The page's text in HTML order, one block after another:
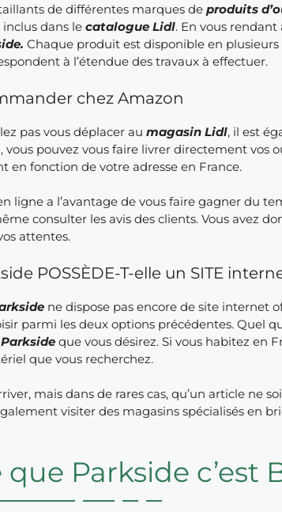
de différentes marques deproduits
inclus dans lecatalogue Lidl. En vous
Chaque produit est disponible en plusieurs
à l’étendue des travaux à effectuer.
chez Amazon
pas vous déplacer aumagasin Lidl, il est
vous pouvez vous faire livrer directement vos
en fonction de votre adresse en France.
ligne a l’avantage de vous faire gagner du
consulter les avis des clients. Vous avez
attentes.
POSSÈDE-T-elle un SITE
ne dispose pas encore de site internet
parmi les deux options précédentes. Quel
que vous désirez. Si vous habitez en
que vous recherchez.
mais dans de rares cas, qu’un article ne
visiter des magasins spécialisés en
que Parkside c’est